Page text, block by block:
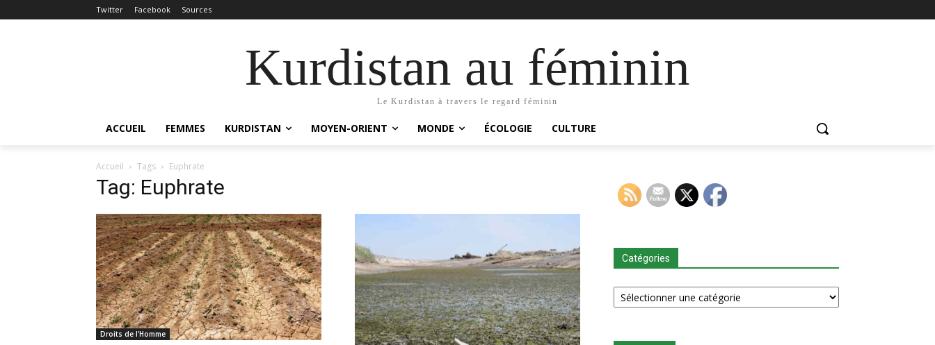
Twitter Facebook Sources
Kurdistan au féminin
Le Kurdistan à travers le regard féminin
ACCUEIL FEMMES KURDISTAN MOYEN-ORIENT MONDE ÉCOLOGIE CULTURE
Accueil Tags Euphrate
Tag: Euphrate
Droits de l'Homme
Catégories
Catégories